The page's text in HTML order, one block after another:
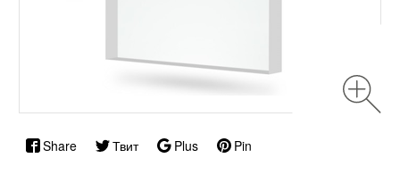
Share Твит Plus Pin